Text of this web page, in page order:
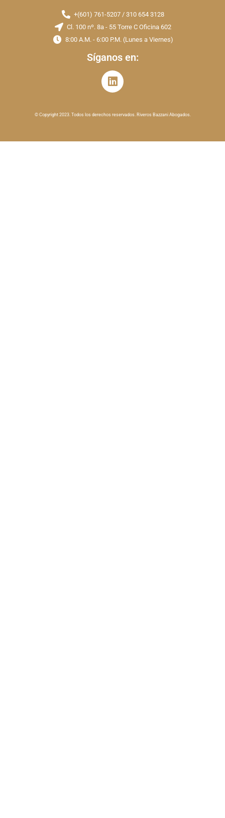
+(601) 761-5207 / 310 654 3128
Cl. 100 nº. 8a - 55 Torre C Oficina 602
8:00 A.M. - 6:00 P.M. (Lunes a Viernes)
Síganos en:
© Copyright 2023. Todos los derechos reservados. Riveros Bazzani Abogados.